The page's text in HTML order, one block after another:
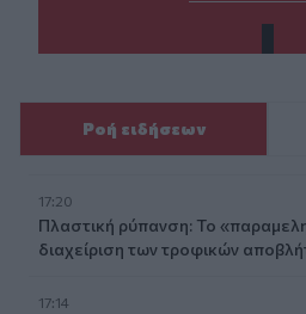
Ροή ειδήσεων
17:20
Πλαστική ρύπανση: Το
διαχείριση των τροφικών
17:14